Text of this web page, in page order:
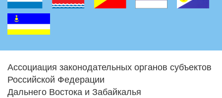
Ассоциация законодательных органов субъектов
Российской Федерации
Дальнего Востока и Забайкалья